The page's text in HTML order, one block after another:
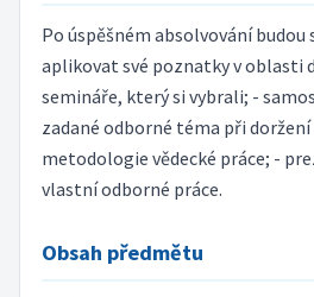
Po úspěšném absolvování
aplikovat své poznatky v oblasti
semináře, který si vybrali; -
zadané odborné téma při
metodologie vědecké práce; -
vlastní odborné práce.
Obsah předmětu